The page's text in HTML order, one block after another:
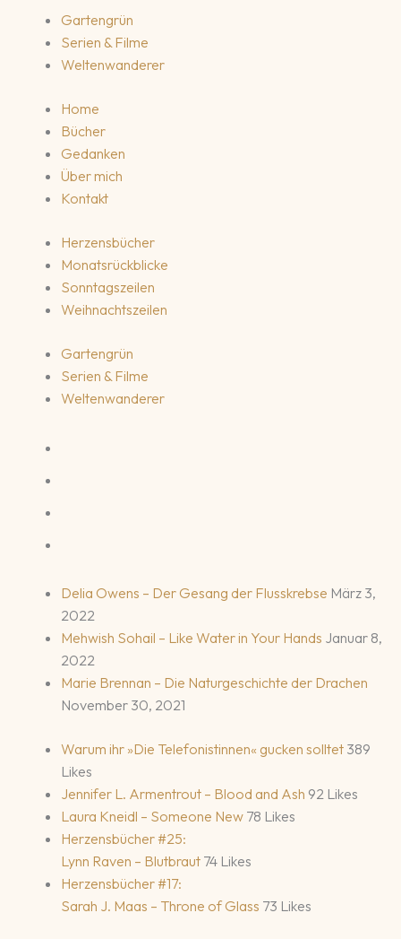
Gartengrün
Serien & Filme
Weltenwanderer
Home
Bücher
Gedanken
Über mich
Kontakt
Herzensbücher
Monatsrückblicke
Sonntagszeilen
Weihnachtszeilen
Gartengrün
Serien & Filme
Weltenwanderer
Delia Owens – Der Gesang der Flusskrebse März 3,
2022
Mehwish Sohail – Like Water in Your Hands Januar 8,
2022
Marie Brennan – Die Naturgeschichte der Drachen
November 30, 2021
Warum ihr »Die Telefonistinnen« gucken solltet 389
Likes
Jennifer L. Armentrout – Blood and Ash 92 Likes
Laura Kneidl – Someone New 78 Likes
Herzensbücher #25:
Lynn Raven – Blutbraut 74 Likes
Herzensbücher #17:
Sarah J. Maas – Throne of Glass 73 Likes